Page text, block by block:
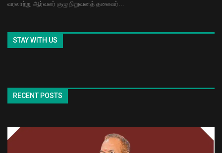
வரலாற்று ஆர்வலர் குழு நிறுவனத் தலைவர்…
STAY WITH US
RECENT POSTS